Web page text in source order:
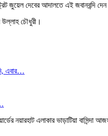
জুয়েল দেবের আদালতে এই জবানবন্দি
উল্লাহ চৌধুরী।
এবার…
নয়ারহাট এলাকার ভাড়াটিয়া